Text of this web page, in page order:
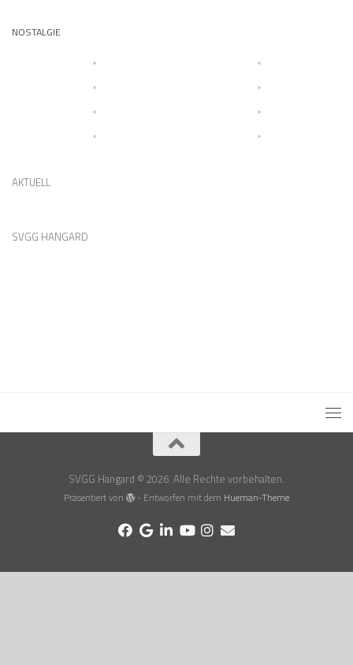
NOSTALGIE
AKTUELL
SVGG HANGARD
SVGG Hangard © 2026. Alle Rechte vorbehalten.
Präsentiert von - Entworfen mit dem Hueman-Theme